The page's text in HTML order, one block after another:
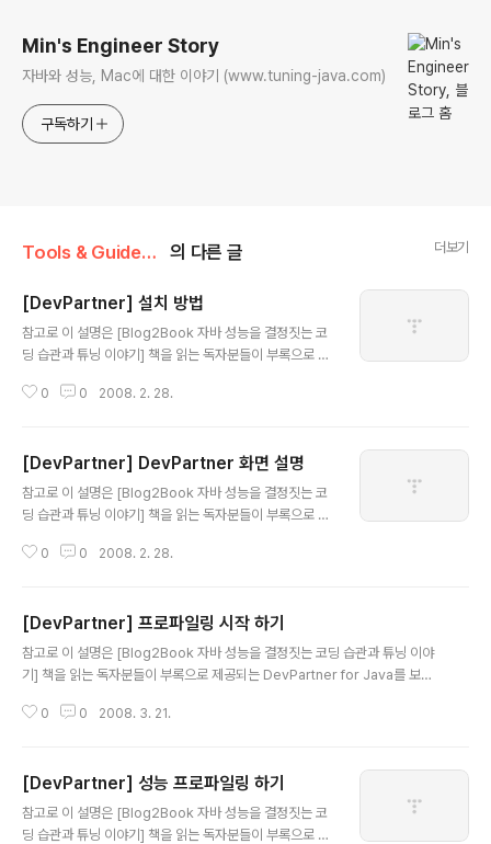
Min's Engineer Story
자바와 성능, Mac에 대한 이야기 (www.tuning-java.com)
구독하기
Tools & Guides/Profiling 의 다른 글 더보기
[DevPartner] 설치 방법
참고로 이 설명은 [Blog2Book 자바 성능을 결정짓는 코
딩 습관과 튜닝 이야기] 책을 읽는 독자분들이 부록으로 제
도록 작성되었으며, 설치시 14일간 기능의 제한이 없는 임
우 간단하다. DevPartner를 설치하기 위해서는 설치 디
렉토리에 있는 Setup.exe 파일을 실행하면 다음과 같은
화면이 나타나고, 여기서 install Compuware DevPart
들과 비슷하기 때문에 생략하고, 중간에 Integrate DevP
0 0 2008. 2. 28.
[DevPartner] DevPartner 화면 설명
참고로 이 설명은 [Blog2Book 자바 성능을 결정짓는 코
딩 습관과 튜닝 이야기] 책을 읽는 독자분들이 부록으로 제
도록 작성되었으며, 설치시 14일간 기능의 제한이 없는 임
그냥 별 내용은 없는데, 오른쪽에 Java Platform Perfor
mance 라는 링크를 누르면 자바의 성능에 대한 관련 책이
링크로 제공된다. (인터넷이 되는 곳에서만 확인할 수 있다.
WAS 기반의 시스템이 아닌 단독 자바 애플리케이션을 테
0 0 2008. 2. 28.
[DevPartner] 프로파일링 시작 하기
참고로 이 설명은 [Blog2Book 자바 성능을 결정짓는 코딩 습관과 튜닝 이야
기] 책을 읽는 독자분들이 부록으로 제공되는 DevPartner for Java를 보다
라이센스가 생성됩니다. DevPartner 서버 (실제론 톰캣 서버다.)가 제대로 기
비스가 시작되어 있는지 확인하는 것이 좋다. 프로파일링 하는 방법은 크게 두
가지 인데, 한가지는 Administrator 툴에서 WAS관련 값을 지정하는 방법이
다. 한번 지정하면 다음부터는 클릭만으로 서버를 띄울수 있어 편리하..
0 0 2008. 3. 21.
[DevPartner] 성능 프로파일링 하기
참고로 이 설명은 [Blog2Book 자바 성능을 결정짓는 코
딩 습관과 튜닝 이야기] 책을 읽는 독자분들이 부록으로 제